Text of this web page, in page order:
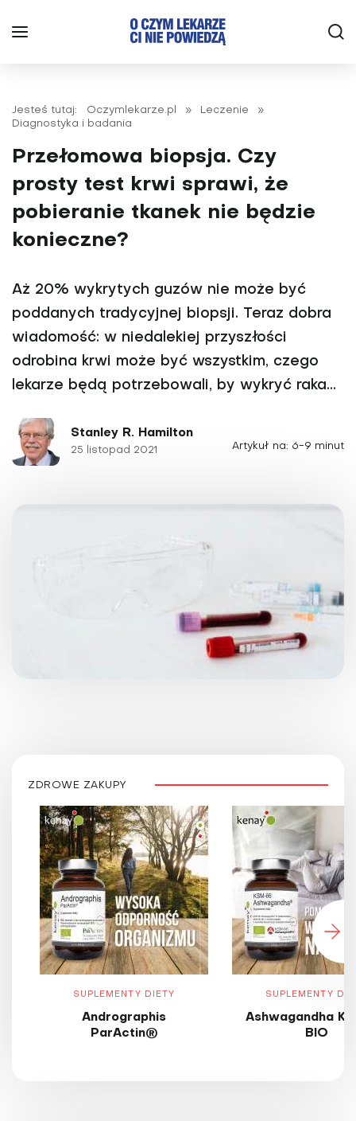
Jesteś tutaj: Oczymlekarze.pl » Leczenie
»
Diagnostyka i badania
Przełomowa biopsja. Czy
prosty test krwi sprawi, że
pobieranie tkanek nie będzie
konieczne?
Aż 20% wykrytych guzów nie może być
poddanych tradycyjnej biopsji. Teraz dobra
wiadomość: w niedalekiej przyszłości
odrobina krwi może być wszystkim, czego
lekarze będą potrzebowali, by wykryć raka...
Stanley R. Hamilton
25 listopad 2021 Artykuł na: 6-9 minut
ZDROWE ZAKUPY
SUPLEMENTY DIETY
Andrographis
ParActin®
SUPLEMENTY
Ashwagandha
BIO